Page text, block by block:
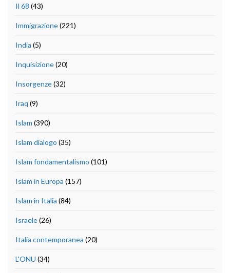
Il 68 (43)
Immigrazione(221)
India (5)
Inquisizione(20)
Insorgenze(32)
Iraq (9)
Islam (390)
Islam dialogo (35)
Islam fondamentalismo (101)
Islam in Europa (157)
Islam in Italia (84)
Israele(26)
Italia contemporanea (20)
L'ONU (34)